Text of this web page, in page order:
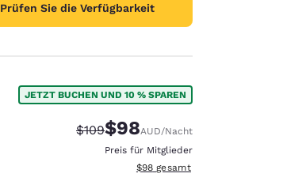
Prüfen Sie die Verfügbarkeit
JETZT BUCHEN UND 10 % SPAREN
Durchgestrichener Preis:
$109Vergünstigter Preis:
$98AUD/Nacht
Preis für Mitglieder
Geschätzte Gesamtdetails
$98 gesamt